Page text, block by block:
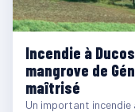
Incendie à
mangrove de
maîtrisé
Un important incendie